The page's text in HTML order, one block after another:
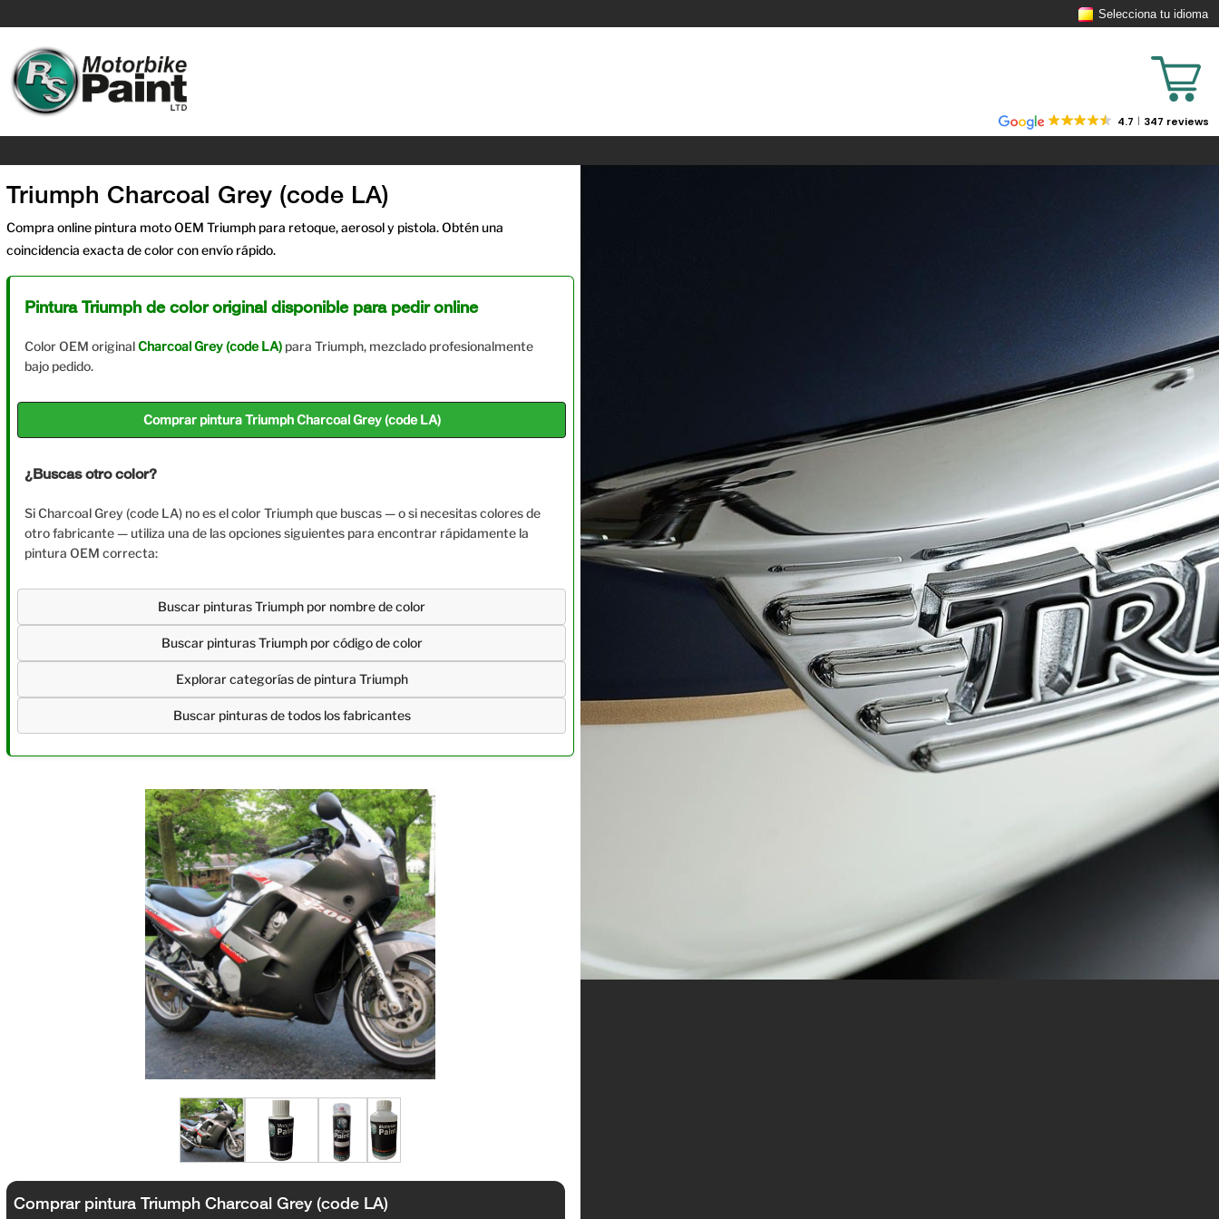
Selecciona tu idioma
4.7 347 reviews
Triumph Charcoal Grey (code LA)
Compra online pintura moto OEM Triumph para retoque, aerosol y pistola. Obtén una
coincidencia exacta de color con envío rápido.
Pintura Triumph de color original disponible para pedir online
Color OEM originalCharcoal Grey (code LA) para Triumph, mezclado profesionalmente
bajo pedido.
Comprar pintura Triumph Charcoal Grey (code LA)
¿Buscas otro color?
Si Charcoal Grey (code LA) no es el color Triumph que buscas — o si necesitas colores de
otro fabricante — utiliza una de las opciones siguientes para encontrar rápidamente la
pintura OEM correcta:
Buscar pinturas Triumph por nombre de color
Buscar pinturas Triumph por código de color
Explorar categorías de pintura Triumph
Buscar pinturas de todos los fabricantes
Comprar pintura Triumph Charcoal Grey (code LA)